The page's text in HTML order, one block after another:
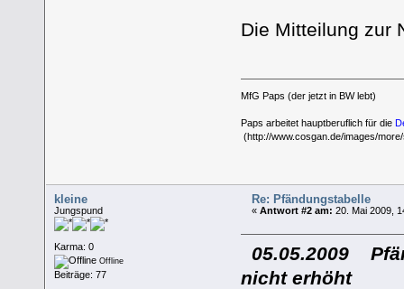
Die Mitteilung zur
MfG Paps (der jetzt in BW lebt)
Paps arbeitet hauptberuflich für die
(http://www.cosgan.de/images/
kleine
Jungspund
Karma: 0
Offline
Beiträge: 77
Re: Pfändungstabelle
«Antwort #2 am: 20. Mai 2009,
05.05.2009
nicht erhöht